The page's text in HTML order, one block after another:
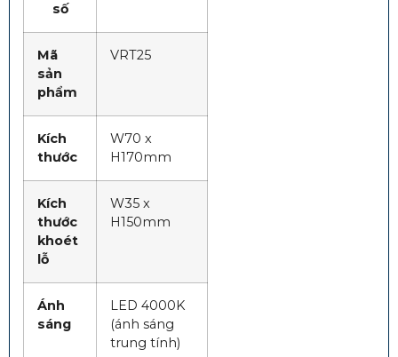
số
Mã
sản
phẩm
VRT25
Kích
thước
W70 x
H170mm
Kích
thước
khoét
lỗ
W35 x
H150mm
Ánh
sáng
LED 4000K
(ánh sáng
trung tính)